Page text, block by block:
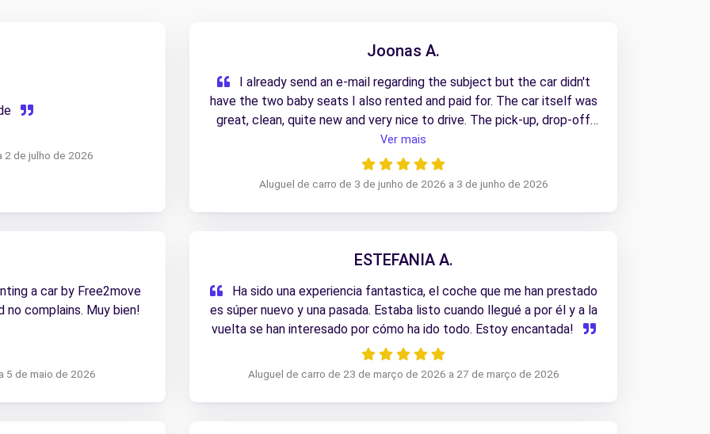
2 de julho de 2026
Joonas A.
I already send an e-mail regarding the subject but the car didn't
have the two baby seats I also rented and paid for. The car itself was
great, clean, quite new and very nice to drive. The pick-up, drop-off
and the whole rental process was smooth and quick. Extra thanks to
the employees at the Cullera Motor S.L. who were extremely nice and
borrowed their own baby seats! Without them our trip (and my son's
would not have been possible! So overall everything worked out but I
beginning of the rental. Entirely due to the kindness of the local
Ver mais
Aluguel de carro de 3 de junho de 2026 a 3 de junho de 2026
a car by Free2move
5 de maio de 2026
ESTEFANIA A.
Ha sido una experiencia fantastica, el coche que me han prestado
es súper nuevo y una pasada. Estaba listo cuando llegué a por él y a la
vuelta se han interesado por cómo ha ido todo. Estoy encantada!
Aluguel de carro de 23 de março de 2026 a 27 de março de 2026